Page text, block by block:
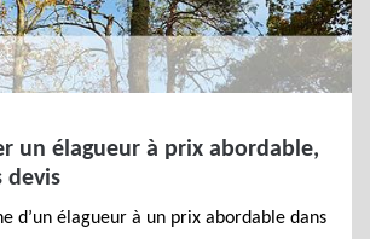
un élagueur à prix abordable,
devis
d’un élagueur à un prix abordable dans